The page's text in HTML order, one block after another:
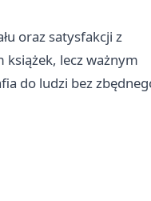
oraz satysfakcji z
lecz ważnym
do ludzi bez